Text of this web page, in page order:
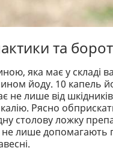
та
яка має у складі
йоду. 10 капель
не лише від
Рясно
столову ложку
не лише допомагають